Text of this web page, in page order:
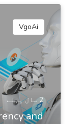
Tweets
relevant and
on-trend.
VgoAi
2 سال پہلے
and